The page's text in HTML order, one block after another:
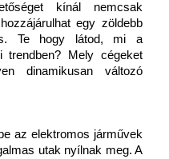
kínál nemcsak
egy zöldebb
Te hogy látod, mi a
trendben? Mely cégeket
dinamikusan változó
az elektromos járművek
utak nyílnak meg. A